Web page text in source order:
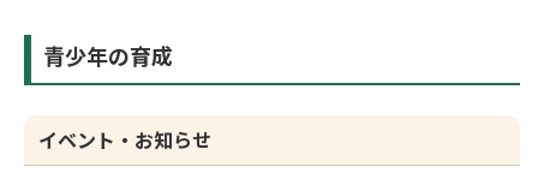
青少年の育成
イベント・お知らせ